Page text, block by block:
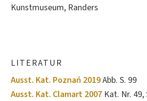
Kunstmuseum, Randers
LITERATUR
Ausst. Kat. Poznań 2019Abb. S. 99
Ausst. Kat. Clamart 2007 Kat. Nr. 49,